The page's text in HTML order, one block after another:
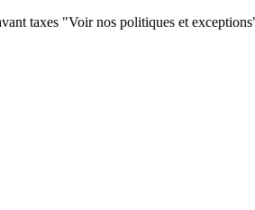
taxes "Voir nos politiques et